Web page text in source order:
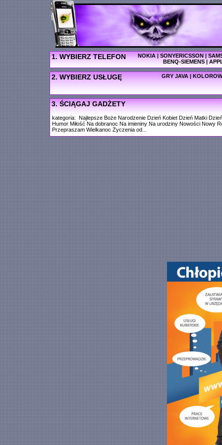
1. WYBIERZ TELEFON NOKIA|SONYERICSSON|
BENQ-SIEMENS|
2. WYBIERZ USŁUGĘ GRY JAVA |
3. ŚCIĄGAJ GADŻETY
kategoria: Najlepsze Boże Narodzenie Dzień Kobiet Dzień Matki
Humor Miłość Na dobranoc Na imieniny Na urodziny Nowości Nowy
Przepraszam Wielkanoc Życzenia od...